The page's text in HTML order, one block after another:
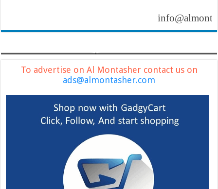
To advertise on Al Montasher contact us on
ads@almontasher.com